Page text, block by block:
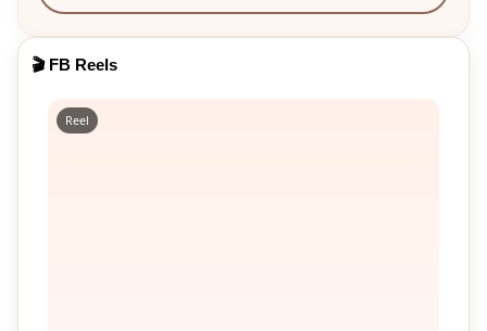
🎬 FB Reels
Reel